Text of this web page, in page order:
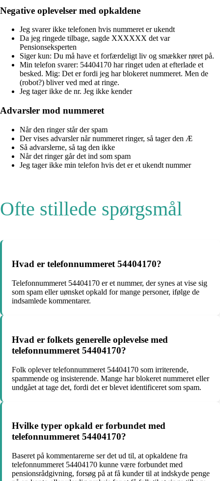
Negative oplevelser med opkaldene
Jeg svarer ikke telefonen hvis nummeret er ukendt
Da jeg ringede tilbage, sagde XXXXXX det var
Pensionseksperten
Siger kun: Du må have et forfærdeligt liv og smækker røret på.
Min telefon svarer: 54404170 har ringet uden at efterlade et
besked. Mig: Det er fordi jeg har blokeret nummeret. Men de
(robot?) bliver ved med at ringe.
Jeg tager ikke de nr. Jeg ikke kender
Advarsler mod nummeret
Når den ringer står der spam
Der vises advarsler når nummeret ringer, så tager den Æ
Så advarslerne, så tag den ikke
Når det ringer går det ind som spam
Jeg tager ikke min telefon hvis det er et ukendt nummer
Ofte stillede spørgsmål
Hvad er telefonnummeret 54404170?
Telefonnummeret 54404170 er et nummer, der synes at vise sig
som spam eller uønsket opkald for mange personer, ifølge de
indsamlede kommentarer.
Hvad er folkets generelle oplevelse med
telefonnummeret 54404170?
Folk oplever telefonnummeret 54404170 som irriterende,
spammende og insisterende. Mange har blokeret nummeret eller
undgået at tage det, fordi det er blevet identificeret som spam.
Hvilke typer opkald er forbundet med
telefonnummeret 54404170?
Baseret på kommentarerne ser det ud til, at opkaldene fra
telefonnummeret 54404170 kunne være forbundet med
pensionsrådgivning, forsøg på at få kunder til at indskyde penge